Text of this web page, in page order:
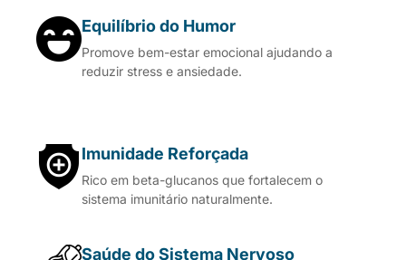
Equilíbrio do Humor
Promove bem-estar emocional ajudando a
reduzir stress e ansiedade.
Imunidade Reforçada
Rico em beta-glucanos que fortalecem o
sistema imunitário naturalmente.
Saúde do Sistema Nervoso